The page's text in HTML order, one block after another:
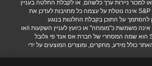
למכור ניירות ערך כלשהם, או לקבלת החלטה בעניין
ביצוע השקעות. S&P Maalot אינה נוטלת על עצמה כל מחויבות לעדכן את
להסתמך על התוכן בקבלת החלטות בנוגע
להשקעות.S&P Maalot אינה משמשת כ"מומחה" או כיועץ לעניין השקעות ו/או
ניירות ערך. S&P Maalot הוא שמה המסחרי של חברת אס אנד פי גלובל
כולל מידע, מחקרים, ומוצרים המוצעים על ידי